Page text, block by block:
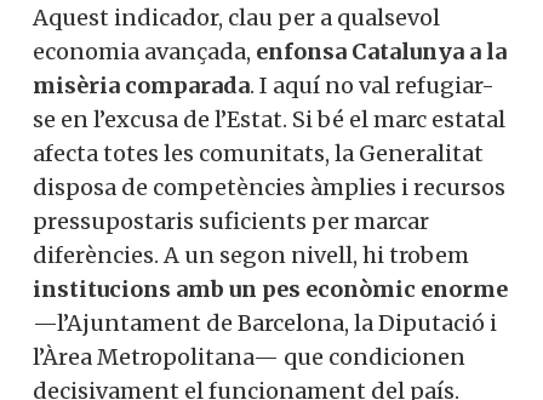
Aquest indicador, clau per a qualsevol
economia avançada, enfonsa Catalunya a la
misèria comparada. I aquí no val refugiar-
se en l’excusa de l’Estat. Si bé el marc estatal
afecta totes les comunitats, la Generalitat
disposa de competències àmplies i recursos
pressupostaris suficients per marcar
diferències. A un segon nivell, hi trobem
institucions amb un pes econòmic enorme
—l’Ajuntament de Barcelona, la Diputació i
l’Àrea Metropolitana— que condicionen
decisivament el funcionament del país.